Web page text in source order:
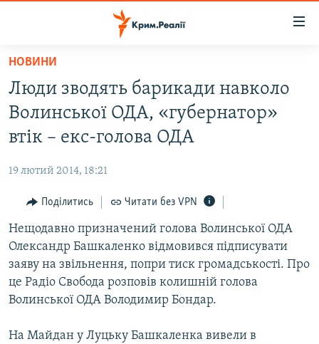
Перейти
основного
матеріалу
Перейти
до
основної
Перейти
пошуку
ВОДА.КРИМ
ВІДЕО ТА ФОТО
БЛОГИ
ПОГЛЯД
ІНТЕРВ'Ю
ВСЕ ЗА ДЕНЬ
СПЕЦПРОЕКТИ
ДЕПОРТАЦІЯ
ВІДЕОУРОКИ «ELIFBE»
ЯК ОБІЙТИ БЛОКУВАННЯ
НОВИНИ
Люди зводять барикади навколо
Волинської ОДА, «губернатор»
втік – екс-голова ОДА
19 лютий 2014, 18:21
Поділитись Читати без VPN
Нещодавно призначений голова Волинської ОДА
Олександр Башкаленко відмовився підписувати
заяву на звільнення, попри тиск громадськості. Про
це Радіо Свобода розповів колишній голова
Волинської ОДА Володимир Бондар.
На Майдан у Луцьку Башкаленка вивели в